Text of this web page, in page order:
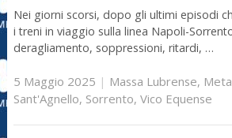
Nei giorni scorsi, dopo gli ultimi episodi
i treni in viaggio sulla linea Napoli-
deragliamento, soppressioni, ritardi, …
5 Maggio 2025 | Massa Lubrense, Meta
Sant'Agnello, Sorrento, Vico Equense